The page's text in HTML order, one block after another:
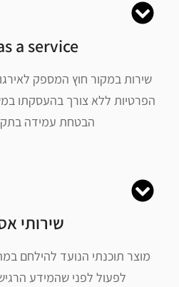
a service
שירות במקור חוץ המספק
הפרטיות ללא צורך בהעסקתו
הבטחת עמידה
שירותי
מוצר תוכנתי הנועד להילחם
לפעול לפני שהמידע